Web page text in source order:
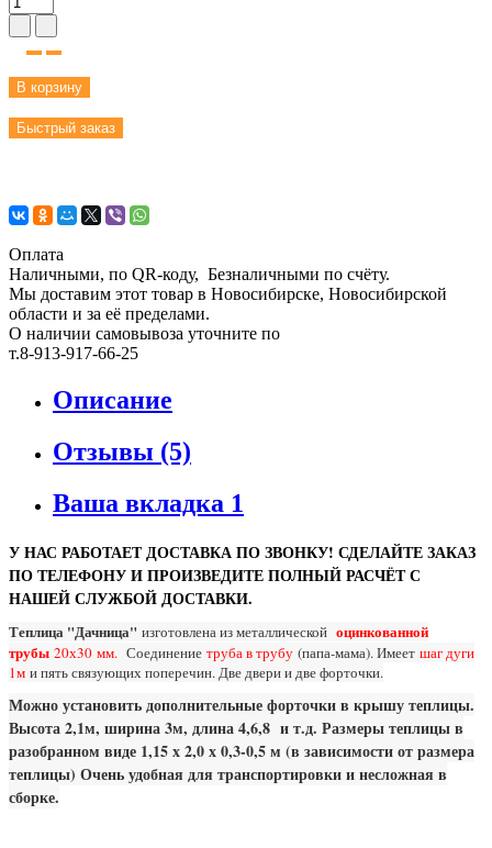
В корзину
Быстрый заказ
Оплата
Наличными, по QR-коду, Безналичными по счёту.
Мы доставим этот товар в Новосибирске, Новосибирской
области и за её пределами.
О наличии самовывоза уточните по
т.8-913-917-66-25
Описание
Отзывы (5)
Ваша вкладка 1
У НАС РАБОТАЕТ ДОСТАВКА ПО ЗВОНКУ! СДЕЛАЙТЕ ЗАКАЗ
ПО ТЕЛЕФОНУ И ПРОИЗВЕДИТЕ ПОЛНЫЙ РАСЧЁТ С
НАШЕЙ СЛУЖБОЙ ДОСТАВКИ.
Теплица "Дачница" изготовлена из металлической оцинкованной
трубы 20х30 мм. Соединение труба в трубу (папа-мама). Имеет шаг дуги
1м и пять связующих поперечин. Две двери и две форточки.
Можно установить дополнительные форточки в крышу теплицы.
Высота 2,1м, ширина 3м, длина 4,6,8 и т.д. Размеры теплицы в
разобранном виде 1,15 х 2,0 х 0,3-0,5 м (в зависимости от размера
теплицы) Очень удобная для транспортировки и несложная в
сборке.